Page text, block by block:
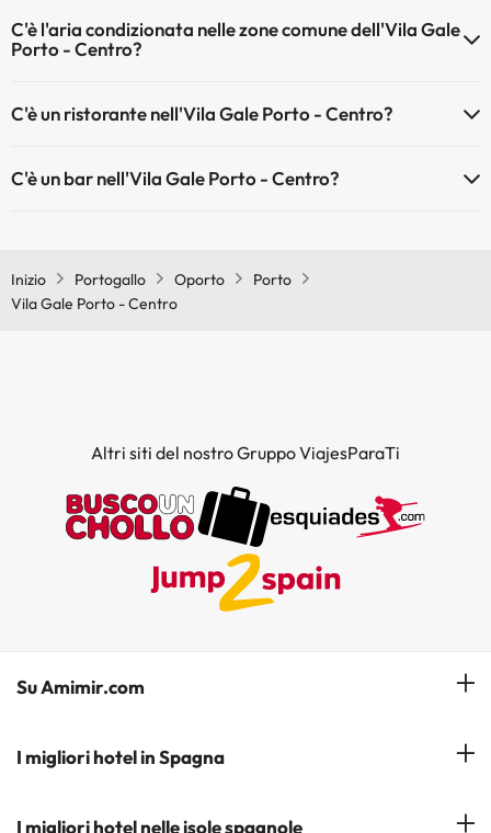
C'è l'aria condizionata nelle zone comune dell'Vila Gale
Porto - Centro?
comuni.
C'è un ristorante nell'Vila Gale Porto - Centro?
C'è un bar nell'Vila Gale Porto - Centro?
Inizio Portogallo Oporto
Porto
Vila Gale Porto - Centro
Altri siti del nostro Gruppo ViajesParaTi
Su Amimir.com
Il Nostro Team
I migliori hotel in Spagna
Hotel a Salou
I migliori hotel nelle isole spagnole